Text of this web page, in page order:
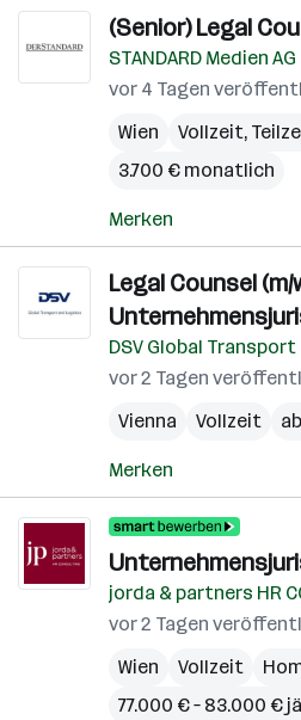
(Senior) Legal
STANDARD Medien AG
vor 4 Tagen
Wien
Vollzeit,
3.700 € monatlich
Merken
Legal Counsel (m/
DSV Global
vor 2 Tagen
Vienna
Vollzeit
Merken
jorda & partners HR
vor 2 Tagen
Wien
Vollzeit
77.000 € – 83.000 €